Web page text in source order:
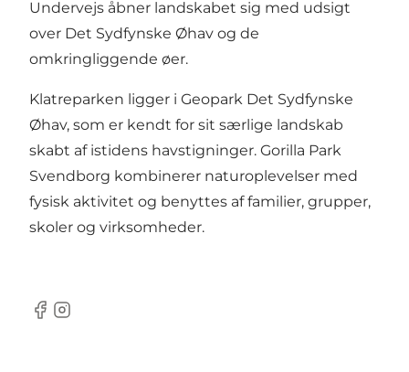
Undervejs åbner landskabet sig med udsigt
over Det Sydfynske Øhav og de
omkringliggende øer.
Klatreparken ligger i Geopark Det Sydfynske
Øhav, som er kendt for sit særlige landskab
skabt af istidens havstigninger. Gorilla Park
Svendborg kombinerer naturoplevelser med
fysisk aktivitet og benyttes af familier, grupper,
skoler og virksomheder.
Facebook
Instagram